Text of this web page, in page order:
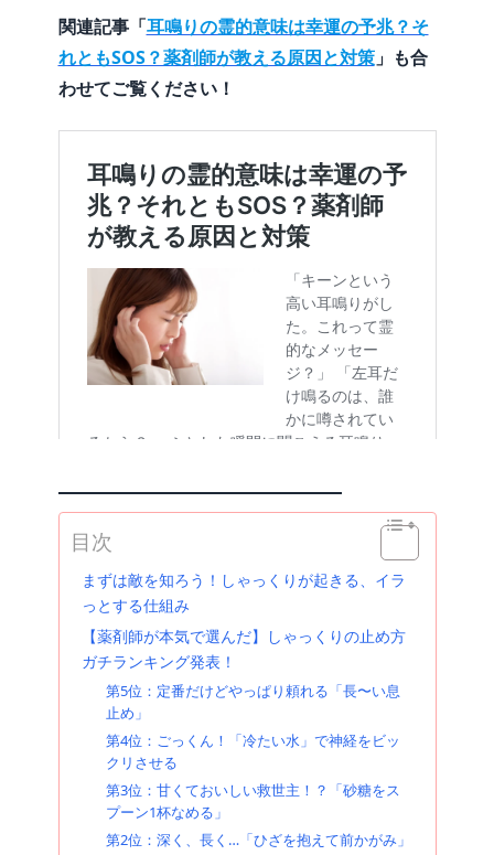
関連記事「耳鳴りの霊的意味は幸運の予兆？そ
れともSOS？薬剤師が教える原因と対策」も合
わせてご覧ください！
目次
まずは敵を知ろう！しゃっくりが起きる、イラ
っとする仕組み
【薬剤師が本気で選んだ】しゃっくりの止め方
ガチランキング発表！
第5位：定番だけどやっぱり頼れる「長〜い息
止め」
第4位：ごっくん！「冷たい水」で神経をビッ
クリさせる
第3位：甘くておいしい救世主！？「砂糖をス
プーン1杯なめる」
第2位：深く、長く…「ひざを抱えて前かがみ」